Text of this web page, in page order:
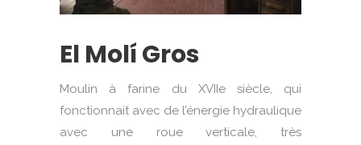
El Molí Gros
Moulin à farine du XVIIe siècle, qui
fonctionnait avec de l’énergie hydraulique
avec une roue verticale, très